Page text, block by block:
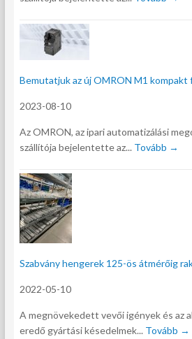
Bemutatjuk az új OMRON M1
2023-08-10
Az OMRON, az ipari automatizálási
szállítója bejelentette az... Tovább →
Szabvány hengerek 125-ös átmérőig
2022-05-10
A megnövekedett vevői igények és az
eredő gyártási késedelmek... Tovább →